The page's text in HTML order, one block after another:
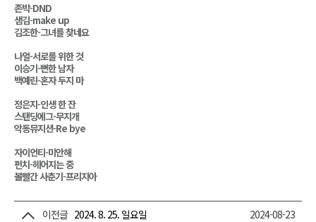
존박-DND
샘김-make up
김조한-그녀를 찾네요
나얼-서로를 위한 것
이승기-뻔한 남자
백예린-혼자 두지 마
정은지-인생 한 잔
스탠딩에그-무지개
악동뮤지션-Re bye
자이언티-미안해
펀치-헤어지는 중
볼빨간 사춘기-프리지아
이전글 2024. 8. 25. 일요일 2024-08-23